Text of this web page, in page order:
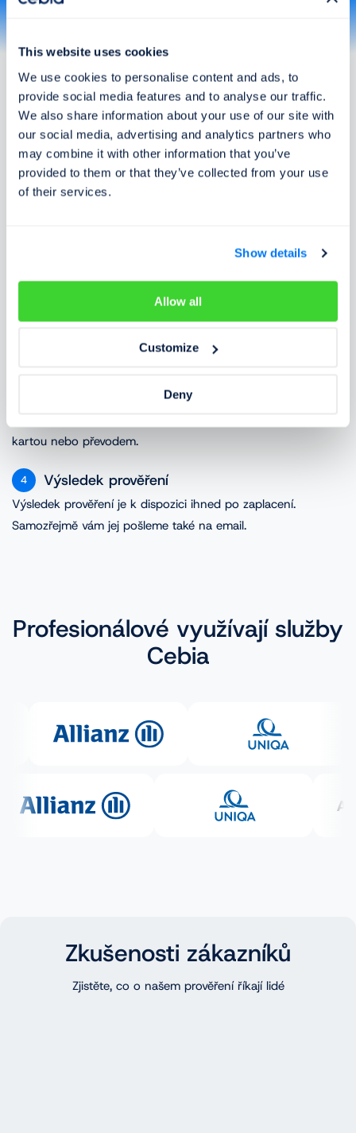
This website uses cookies
We use cookies to personalise content and ads, to
provide social media features and to analyse our traffic.
We also share information about your use of our site with
our social media, advertising and analytics partners who
may combine it with other information that you’ve
provided to them or that they’ve collected from your use
of their services.
Show details
Allow all
Customize
Deny
Itálie
Lotyšsko
Neměcko
Nizozemsko
Norsko
Polsko
Portugalsko
Rakousko
Rumunsko
Řecko
Slovensko
Slovinsko
Srbsko
Španělsko
Švédsko
Jak to funguje?
VIN je unikátní rodné číslo každého vozu. Naleznete ho v
kartou nebo převodem.
4 Výsledek prověření
Výsledek prověření je k dispozici ihned po zaplacení.
Samozřejmě vám jej pošleme také na email.
Profesionálové využívají služby
Cebia
Zkušenosti zákazníků
Zjistěte, co o našem prověření říkají lidé